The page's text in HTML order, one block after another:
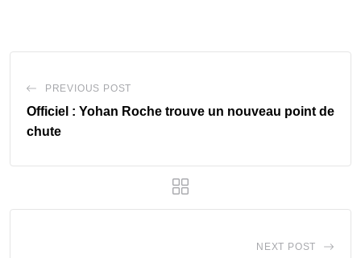
PREVIOUS POST
Officiel : Yohan Roche trouve un nouveau point de
chute
NEXT POST